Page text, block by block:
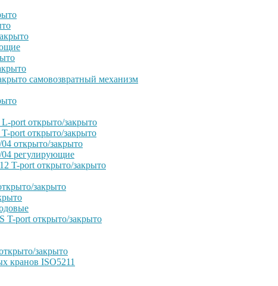
самовозвратный механизм
port открыто/закрыто
port открыто/закрыто
открыто/закрыто
регулирующие
T-port открыто/закрыто
закрыто
T-port открыто/закрыто
закрыто
кранов ISO5211